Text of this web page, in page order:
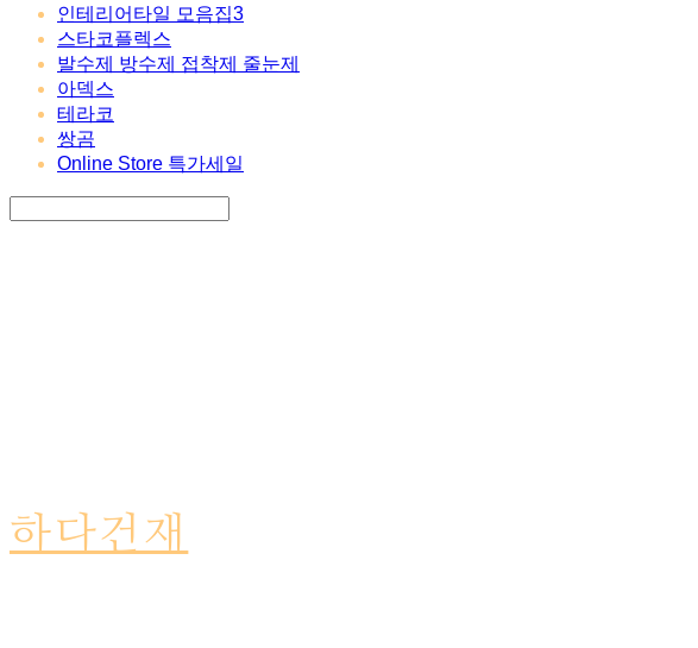
인테리어타일 모음집3
스타코플렉스
발수제 방수제 접착제 줄눈제
아덱스
테라코
쌍곰
Online Store 특가세일
하다건재